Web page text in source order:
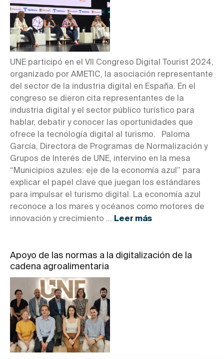
UNE participó en el VII Congreso Digital Tourist 2024,
organizado por AMETIC, la asociación representante
del sector de la industria digital en España. En el
congreso se dieron cita representantes de la
industria digital y el sector público turístico para
hablar, debatir y conocer las oportunidades que
ofrece la tecnología digital al turismo. Paloma
García, Directora de Programas de Normalización y
Grupos de Interés de UNE, intervino en la mesa
“Municipios azules: eje de la economía azul” para
explicar el papel clave que juegan los estándares
para impulsar el turismo digital. La economía azul
reconoce a los mares y océanos como motores de
innovación y crecimiento ... Leer más
Apoyo de las normas a la digitalización de la
cadena agroalimentaria